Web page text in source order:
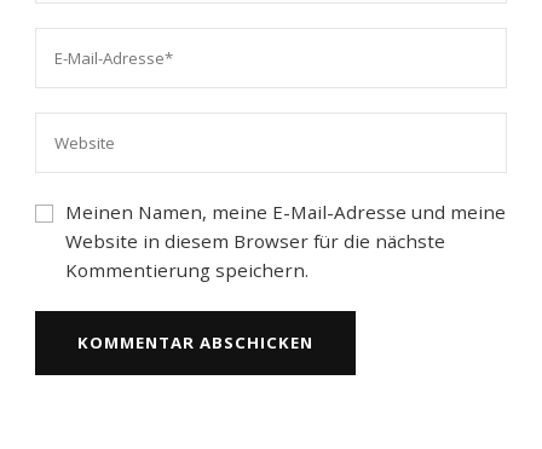
Meinen Namen, meine E-Mail-Adresse und meine
Website in diesem Browser für die nächste
Kommentierung speichern.